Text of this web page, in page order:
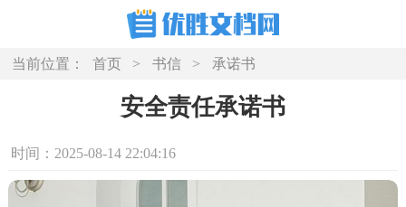
当前位置： 首页 > 书信 > 承诺书
安全责任承诺书
时间：2025-08-14 22:04:16